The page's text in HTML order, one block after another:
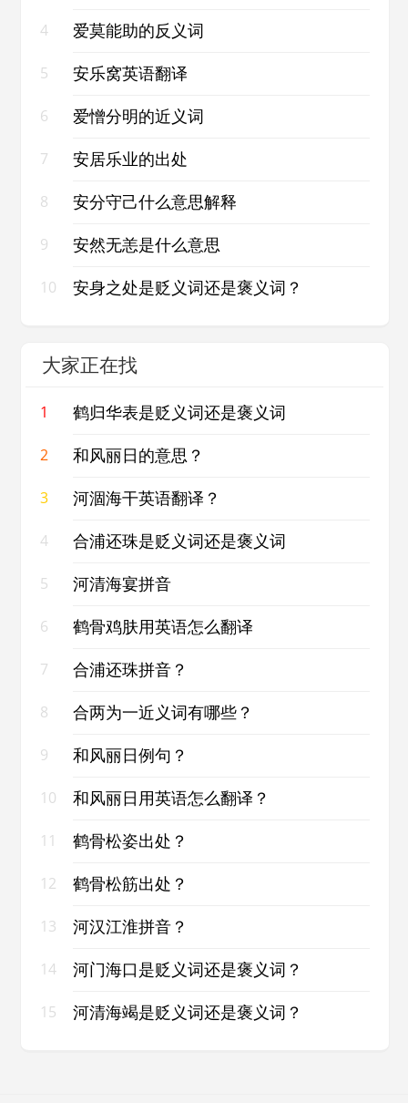
4 爱莫能助的反义词
5 安乐窝英语翻译
6 爱憎分明的近义词
7 安居乐业的出处
8 安分守己什么意思解释
9 安然无恙是什么意思
10 安身之处是贬义词还是褒义词？
大家正在找
1 鹤归华表是贬义词还是褒义词
2 和风丽日的意思？
3 河涸海干英语翻译？
4 合浦还珠是贬义词还是褒义词
5 河清海宴拼音
6 鹤骨鸡肤用英语怎么翻译
7 合浦还珠拼音？
8 合两为一近义词有哪些？
9 和风丽日例句？
10 和风丽日用英语怎么翻译？
11 鹤骨松姿出处？
12 鹤骨松筋出处？
13 河汉江淮拼音？
14 河门海口是贬义词还是褒义词？
15 河清海竭是贬义词还是褒义词？